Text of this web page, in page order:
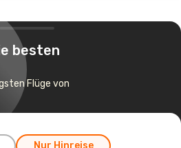
besten
Flüge von
Nur Hinreise